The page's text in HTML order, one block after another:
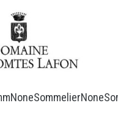
NoneSommelierNone